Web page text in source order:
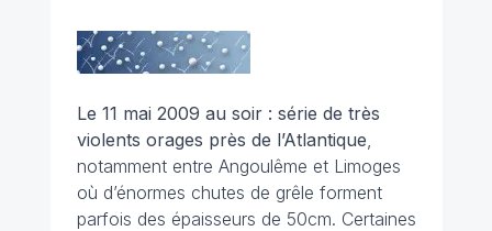
Le 11 mai 2009 au soir : série de très
violents orages près de l’Atlantique,
notamment entre Angoulême et Limoges
où d’énormes chutes de grêle forment
parfois des épaisseurs de 50cm. Certaines